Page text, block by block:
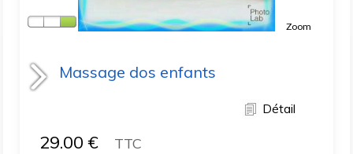
Zoom
Massage dos enfants
Détail
29.00 € TTC